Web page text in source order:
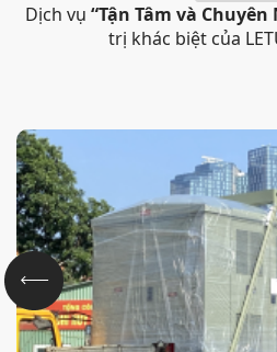
Dịch vụ “Tận Tâm và Chuyên
trị khác biệt của